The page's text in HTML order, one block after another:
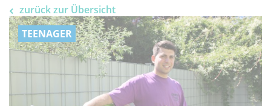
zurück zur Übersicht
TEENAGER